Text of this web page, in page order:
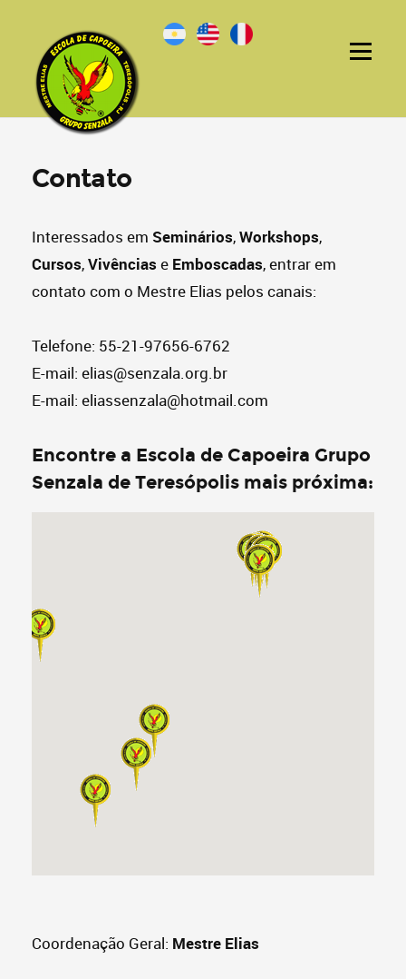
Contato
Interessados em Seminários,Workshops,
Cursos,Vivências e Emboscadas, entrar em
contato com o Mestre Elias pelos canais:
Telefone: 55-21-97656-6762
E-mail: elias@senzala.org.br
E-mail: eliassenzala@hotmail.com
Encontre a Escola de Capoeira Grupo
Senzala de Teresópolis mais próxima:
Coordenação Geral: Mestre Elias